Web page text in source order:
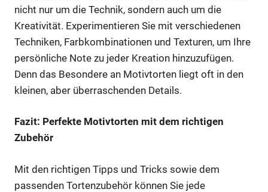
nicht nur um die Technik, sondern auch um die
Kreativität. Experimentieren Sie mit verschiedenen
Techniken, Farbkombinationen und Texturen, um Ihre
persönliche Note zu jeder Kreation hinzuzufügen.
Denn das Besondere an Motivtorten liegt oft in den
kleinen, aber überraschenden Details.
Fazit: Perfekte Motivtorten mit dem richtigen
Zubehör
Mit den richtigen Tipps und Tricks sowie dem
passenden Tortenzubehör können Sie jede